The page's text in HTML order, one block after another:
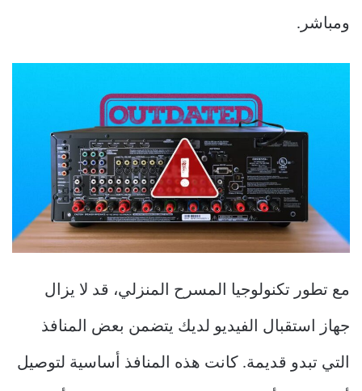
ومباشر.
مع تطور تكنولوجيا المسرح المنزلي، قد لا يزال
جهاز استقبال الفيديو لديك يتضمن بعض المنافذ
التي تبدو قديمة. كانت هذه المنافذ أساسية لتوصيل